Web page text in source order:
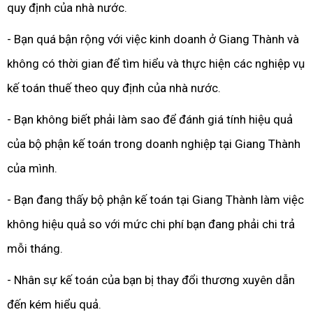
quy định của nhà nước.
- Bạn quá bận rộng với việc kinh doanh ở Giang Thành và
không có thời gian để tìm hiểu và thực hiện các nghiệp vụ
kế toán thuế theo quy định của nhà nước.
- Bạn không biết phải làm sao để đánh giá tính hiệu quả
của bộ phận kế toán trong doanh nghiệp tại Giang Thành
của mình.
- Bạn đang thấy bộ phận kế toán tại Giang Thành làm việc
không hiệu quả so với mức chi phí bạn đang phải chi trả
mỗi tháng.
- Nhân sự kế toán của bạn bị thay đổi thương xuyên dẫn
đến kém hiểu quả.